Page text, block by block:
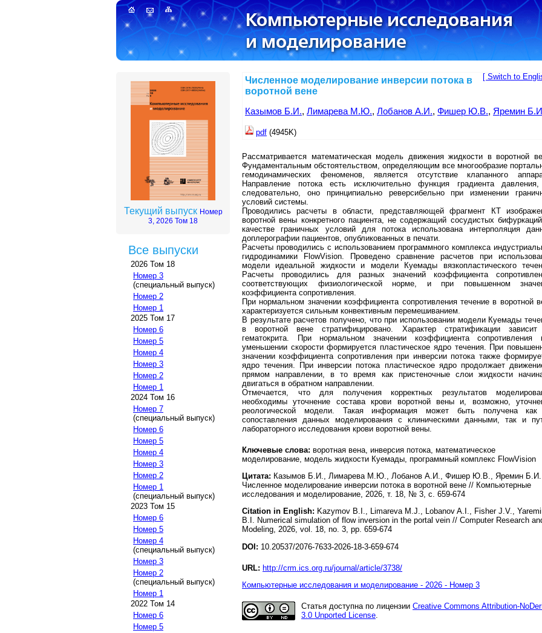
Текущий выпуск Номер
3, 2026 Том 18
Все выпуски
2026 Том 18
Номер 3
(специальный выпуск)
Номер 2
Номер 1
2025 Том 17
Номер 6
Номер 5
Номер 4
Номер 3
Номер 2
Номер 1
2024 Том 16
Номер 7
(специальный выпуск)
Номер 6
Номер 5
Номер 4
Номер 3
Номер 2
Номер 1
(специальный выпуск)
2023 Том 15
Номер 6
Номер 5
Номер 4
(специальный выпуск)
Номер 3
Номер 2
(специальный выпуск)
Номер 1
2022 Том 14
Номер 6
Номер 5
[ Switch to
Численное моделирование инверсии потока в
воротной вене
Казымов Б.И., Лимарева М.Ю., Лобанов А.И., Фишер Ю.В., Яремин
pdf (4945K)
Рассматривается математическая модель движения жидкости в воротной
Фундаментальным обстоятельством, определяющим все многообразие
гемодинамических феноменов, является отсутствие клапанного
Направление потока есть исключительно функция градиента
следовательно, оно принципиально реверсибельно при изменении
условий системы.
Проводились расчеты в области, представляющей фрагмент КТ
воротной вены конкретного пациента, не содержащий сосудистых
качестве граничных условий для потока использована интерполяция
доплерографии пациентов, опубликованных в печати.
Расчеты проводились с использованием программного комплекса
гидродинамики FlowVision. Проведено сравнение расчетов при
модели идеальной жидкости и модели Куемады вязкопластического
Расчеты проводились для разных значений коэффициента
соответствующих физиологической норме, и при повышенном
коэффициента сопротивления.
При нормальном значении коэффициента сопротивления течение в воротной
характеризуется сильным конвективным перемешиванием.
В результате расчетов получено, что при использовании модели Куемады
в воротной вене стратифицировано. Характер стратификации
гематокрита. При нормальном значении коэффициента сопротивления
уменьшении скорости формируется пластическое ядро течения. При
значении коэффициента сопротивления при инверсии потока также
ядро течения. При инверсии потока пластическое ядро продолжает
прямом направлении, в то время как пристеночные слои жидкости
двигаться в обратном направлении.
Отмечается, что для получения корректных результатов
необходимы уточнение состава крови воротной вены и, возможно,
реологической модели. Такая информация может быть получена
сопоставления данных моделирования с клиническими данными, так и
лабораторного исследования крови воротной вены.
Ключевые слова: воротная вена, инверсия потока, математическое
моделирование, модель жидкости Куемады, программный комплекс FlowVision
Цитата: Казымов Б.И., Лимарева М.Ю., Лобанов А.И., Фишер Ю.В., Яремин Б.И.
Численное моделирование инверсии потока в воротной вене // Компьютерные
исследования и моделирование, 2026, т. 18, № 3, с. 659-674
Citation in English: Kazymov B.I., Limareva M.J., Lobanov A.I., Fisher J.V.,
B.I. Numerical simulation of flow inversion in the portal vein // Computer Research
Modeling, 2026, vol. 18, no. 3, pp. 659-674
DOI: 10.20537/2076-7633-2026-18-3-659-674
URL: http://crm.ics.org.ru/journal/article/3738/
Компьютерные исследования и моделирование - 2026 - Номер 3
Статья доступна по лицензии Creative Commons Attribution-
3.0 Unported License